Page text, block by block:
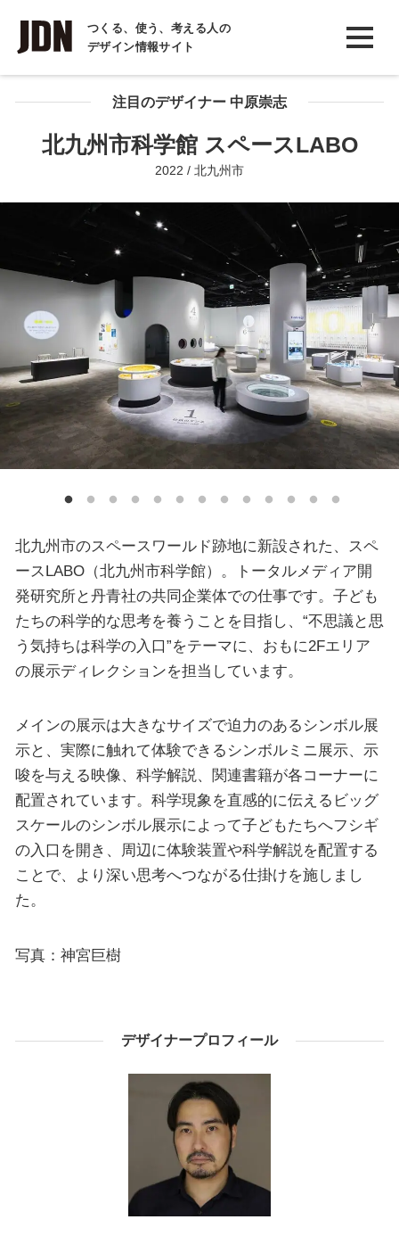
つくる、使う、考える人の
デザイン情報サイト
INTERVIEW
インタビュー
REPORT注目のデザイナー 中原崇志
北九州市科学館 スペースLABO
2022 / 北九州市
北九州市のスペースワールド跡地に新設された、スペ
ースLABO（北九州市科学館）。トータルメディア開
発研究所と丹青社の共同企業体での仕事です。子ども
たちの科学的な思考を養うことを目指し、“不思議と思
う気持ちは科学の入口”をテーマに、おもに2Fエリア
の展示ディレクションを担当しています。
メインの展示は大きなサイズで迫力のあるシンボル展
示と、実際に触れて体験できるシンボルミニ展示、示
唆を与える映像、科学解説、関連書籍が各コーナーに
配置されています。科学現象を直感的に伝えるビッグ
スケールのシンボル展示によって子どもたちへフシギ
の入口を開き、周辺に体験装置や科学解説を配置する
ことで、より深い思考へつながる仕掛けを施しまし
た。
写真：神宮巨樹
デザイナープロフィール